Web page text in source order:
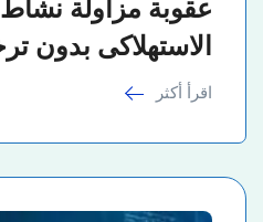
عقوبة مزاولة نشاط
الاستهلاكى بدون
اقرأ أكثر